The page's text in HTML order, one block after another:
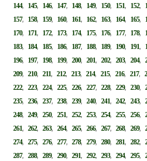
144, 145, 146, 147, 148, 149, 150, 151, 152,
157, 158, 159, 160, 161, 162, 163, 164, 165,
170, 171, 172, 173, 174, 175, 176, 177, 178,
183, 184, 185, 186, 187, 188, 189, 190, 191,
196, 197, 198, 199,200,201,202,203,204,
209,210,211,212,213,214,215,216,217,
222,223,224,225,226,227,228,229,230,
235,236,237,238,239,240,241,242,243,
248,249,250,251,252,253,254,255,256,
261,262,263,264,265,266,267,268,269,
274,275,276,277,278,279,280,281,282,
287,288,289,290,291,292,293,294,295,